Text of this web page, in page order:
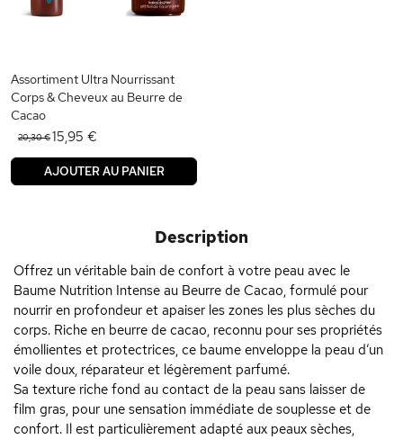
Assortiment Ultra Nourrissant
Corps & Cheveux au Beurre de
Cacao
20,30 €15,95 €
AJOUTER AU PANIER
Description
Offrez un véritable bain de confort à votre peau avec le
Baume Nutrition Intense au Beurre de Cacao, formulé pour
nourrir en profondeur et apaiser les zones les plus sèches du
corps. Riche en beurre de cacao, reconnu pour ses propriétés
émollientes et protectrices, ce baume enveloppe la peau d’un
voile doux, réparateur et légèrement parfumé.
Sa texture riche fond au contact de la peau sans laisser de
film gras, pour une sensation immédiate de souplesse et de
confort. Il est particulièrement adapté aux peaux sèches,